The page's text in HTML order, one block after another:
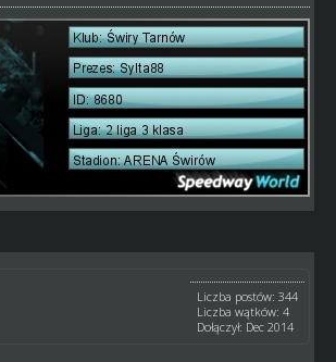
Liczba postów: 344
Liczba wątków: 4
Dołączył: Dec 2014